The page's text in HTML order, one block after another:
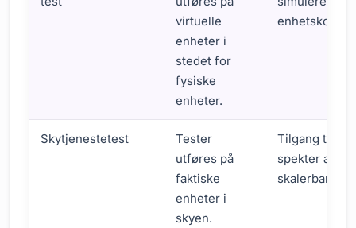
virtuelle
enheter i
stedet for
fysiske
enheter.
Skytjenestetest
Tester
utføres på
faktiske
enheter i
skyen.
Tilgang til et
spekter av
skalerbart.